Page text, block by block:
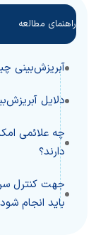
راهنمای مطالعه
آبریزش‌بینی
دلایل
چه علائمی
دارند؟
جهت کنترل
باید انجام